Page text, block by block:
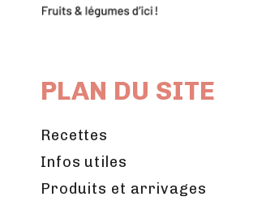
PLAN DU SITE
Recettes
Infos utiles
Produits et arrivages